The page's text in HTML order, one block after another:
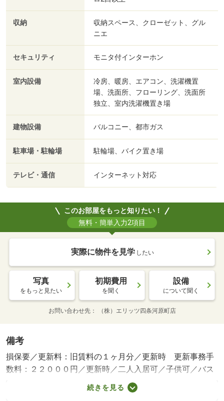
収納
収納スペース、クローゼット、グル
ニエ
セキュリティ モニタ付インターホン
室内設備
冷房、暖房、エアコン、洗濯機置
場、洗面所、フローリング、洗面所
独立、室内洗濯機置き場
建物設備 バルコニー、都市ガス
駐車場・駐輪場 駐輪場、バイク置き場
テレビ・通信 インターネット対応
このお部屋をもっと知りたい！
無料・簡単入力2項目
実際に物件を見学 したい
写真
をもっと見たい
初期費用
を聞く
設備
について聞く
お問い合わせ先 （株）エリッツ四条河原町店
備考
損保要／更新料：旧賃料の１ヶ月分／更新時 更新事務手
数料：２２０００円／更新時／二人入居可／子供可／バス
トイレ別／バルコニー／ガスコンロ対応／クロゼット／フ
ローリング／ＴＶインターホン／室内洗濯置／システムキ
続きを見る